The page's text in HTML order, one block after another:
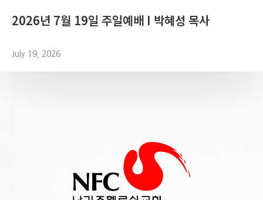
2026년 7월 19일 주일예배 I 박혜성 목사
July 19, 2026